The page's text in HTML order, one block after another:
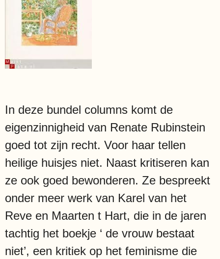
In deze bundel columns komt de
eigenzinnigheid van Renate Rubinstein
goed tot zijn recht. Voor haar tellen
heilige huisjes niet. Naast kritiseren kan
ze ook goed bewonderen. Ze bespreekt
onder meer werk van Karel van het
Reve en Maarten t Hart, die in de jaren
tachtig het boekje ‘ de vrouw bestaat
niet’, een kritiek op het feminisme die